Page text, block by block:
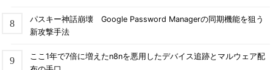
パスキー神話崩壊 Google Password Managerの同期機能を狙う
新攻撃手法
ここ1年で7倍に増えたn8nを悪用したデバイス追跡とマルウェア配